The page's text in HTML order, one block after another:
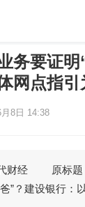
务要证明
网点指引
8日 14:38
经 原标题丨
”？建设银行：